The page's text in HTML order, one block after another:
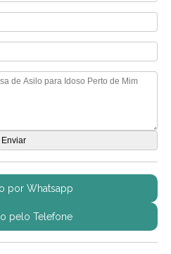
por Whatsapp
pelo Telefone